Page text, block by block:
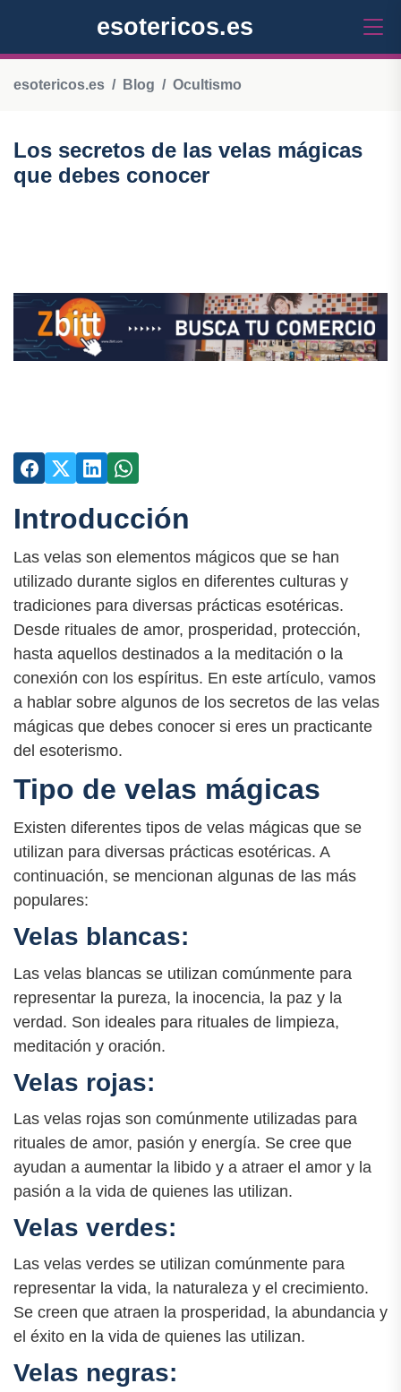
esotericos.es
esotericos.es Blog Ocultismo
Los secretos de las velas mágicas
que debes conocer
Introducción
Las velas son elementos mágicos que se han
utilizado durante siglos en diferentes culturas y
tradiciones para diversas prácticas esotéricas.
Desde rituales de amor, prosperidad, protección,
hasta aquellos destinados a la meditación o la
conexión con los espíritus. En este artículo, vamos
a hablar sobre algunos de los secretos de las velas
mágicas que debes conocer si eres un practicante
del esoterismo.
Tipo de velas mágicas
Existen diferentes tipos de velas mágicas que se
utilizan para diversas prácticas esotéricas. A
continuación, se mencionan algunas de las más
populares:
Velas blancas:
Las velas blancas se utilizan comúnmente para
representar la pureza, la inocencia, la paz y la
verdad. Son ideales para rituales de limpieza,
meditación y oración.
Velas rojas:
Las velas rojas son comúnmente utilizadas para
rituales de amor, pasión y energía. Se cree que
ayudan a aumentar la libido y a atraer el amor y la
pasión a la vida de quienes las utilizan.
Velas verdes:
Las velas verdes se utilizan comúnmente para
representar la vida, la naturaleza y el crecimiento.
Se creen que atraen la prosperidad, la abundancia y
el éxito en la vida de quienes las utilizan.
Velas negras: